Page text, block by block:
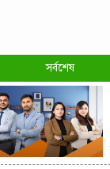
সর্বশেষ